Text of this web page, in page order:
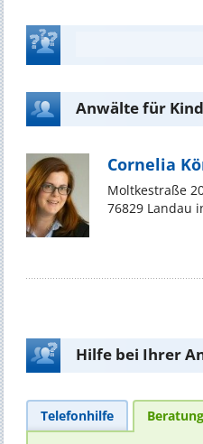
Anwälte für
Cornelia
Moltkestraße
76829 Landau
Hilfe bei Ihrer
Telefonhilfe